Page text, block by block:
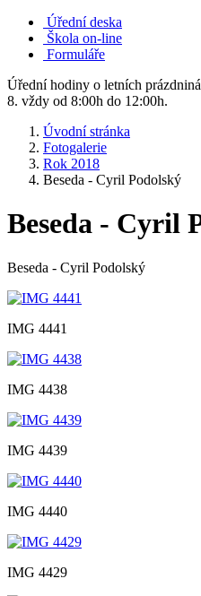
Úřední deska
Škola on-line
Formuláře
Úřední hodiny o letních
8. vždy od 8:00h do 12:00h.
Úvodní stránka
Fotogalerie
Rok 2018
Beseda - Cyril Podolský
Beseda - Cyril
Beseda - Cyril Podolský
IMG 4441
IMG 4438
IMG 4439
IMG 4440
IMG 4429